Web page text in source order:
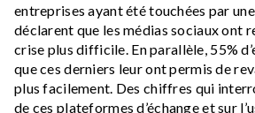
entreprises ayant été touchées par
déclarent que les médias sociaux ont
crise plus difficile. En parallèle, 55%
que ces derniers leur ont permis de
plus facilement. Des chiffres qui
de ces plateformes d’échange et sur